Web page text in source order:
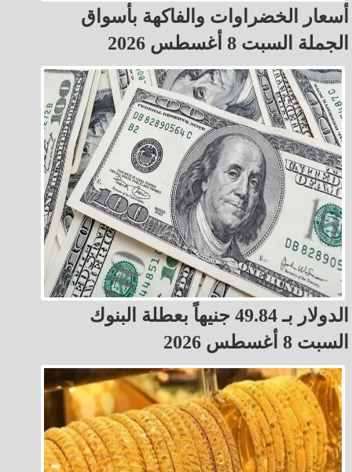
أسعار الخضراوات والفاكهة بأسواق
الجملة السبت 8 أغسطس 2026
الدولار بـ 49.84 جنيهاً بعطلة البنوك
السبت 8 أغسطس 2026